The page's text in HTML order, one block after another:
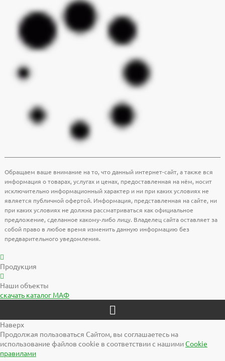
Обращаем ваше внимание на то, что данный интернет-сайт, а также вся
информация о товарах, услугах и ценах, предоставленная на нём, носит
исключительно информационный характер и ни при каких условиях не
является публичной офертой. Информация, представленная на сайте, ни
при каких условиях не должна рассматриваться как официальное
предложение, сделанное какому-либо лицу. Владелец сайта оставляет за
собой право в любое время изменить данную информацию без
предварительного уведомления.
Продукция
Наши объекты
скачать каталог МАФ
Наверх
Продолжая пользоваться Сайтом, вы соглашаетесь на
использование файлов cookie в соответствии с нашимиCookiе
правилами